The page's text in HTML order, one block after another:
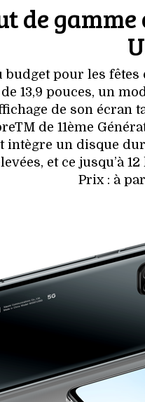
de
budget pour les
de 13,9 pouces, un
de son
de 11ème
intègre un disque
et ce jusqu’à
Prix : à